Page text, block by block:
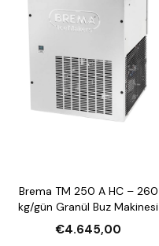
Brema TM 250 A HC – 260
kg/gün Granül Buz Makinesi
€4.645,00